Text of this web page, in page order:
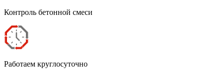
Контроль бетонной смеси
Работаем круглосуточно